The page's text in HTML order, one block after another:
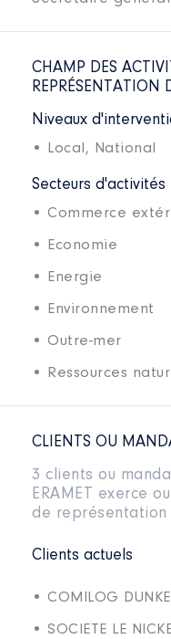
CHAMP DES
REPRÉSENTATION
Niveaux
• Local, National
Secteurs d'activités
• Commerce
• Economie
• Energie
• Environnement
• Outre-mer
• Ressources
CLIENTS OU
3 clients ou
ERAMET exerce
de représentation
Clients actuels
• COMILOG
• SOCIETE LE